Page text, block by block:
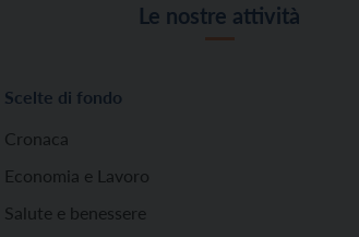
Le nostre attività
Scelte di fondo
Cronaca
Economia e Lavoro
Salute e benessere